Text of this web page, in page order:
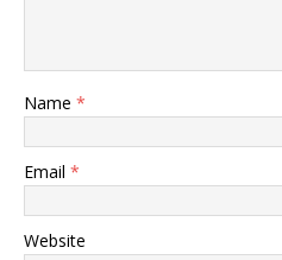
Name *
Email *
Website